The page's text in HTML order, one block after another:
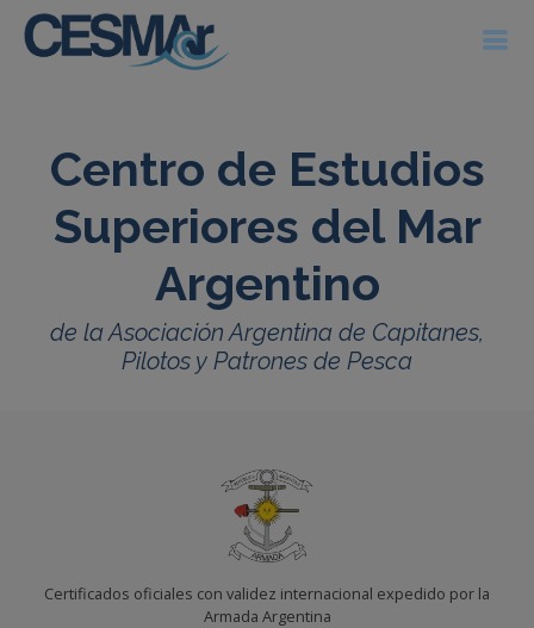
Centro de Estudios
Superiores del Mar
Argentino
de la Asociación Argentina de Capitanes,
Pilotos y Patrones de Pesca
Certificados oficiales con validez internacional expedido por la
Armada Argentina